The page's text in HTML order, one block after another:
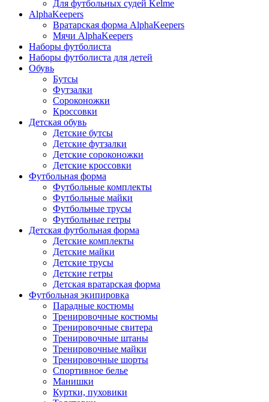
Для футбольных судей Kelme
AlphaKeepers
Вратарская форма AlphaKeepers
Мячи AlphaKeepers
Наборы футболиста
Наборы футболиста для детей
Обувь
Бутсы
Футзалки
Сороконожки
Кроссовки
Детская обувь
Детские бутсы
Детские футзалки
Детские сороконожки
Детские кроссовки
Футбольная форма
Футбольные комплекты
Футбольные майки
Футбольные трусы
Футбольные гетры
Детская футбольная форма
Детские комплекты
Детские майки
Детские трусы
Детские гетры
Детская вратарская форма
Футбольная экипировка
Парадные костюмы
Тренировочные костюмы
Тренировочные свитера
Тренировочные штаны
Тренировочные майки
Тренировочные шорты
Спортивное белье
Манишки
Куртки, пуховики